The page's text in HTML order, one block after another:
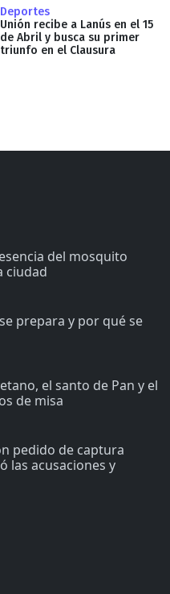
Deportes
Unión recibe a Lanús en el 15
de Abril y busca su primer
triunfo en el Clausura
del mosquito
ciudad
prepara y por qué se
el santo de Pan y el
de misa
pedido de captura
las acusaciones y